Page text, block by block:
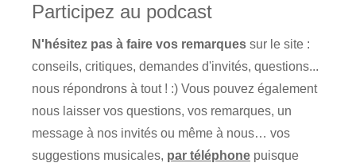
Participez au podcast
N'hésitez pas à faire vos remarques sur le site :
conseils, critiques, demandes d'invités, questions...
nous répondrons à tout ! :) Vous pouvez également
nous laisser vos questions, vos remarques, un
message à nos invités ou même à nous… vos
suggestions musicales, par téléphone puisque